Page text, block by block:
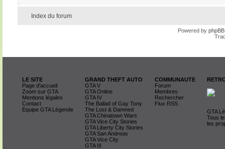
Index du forum
Powered by phpBB
LE SITE
Page d'accueil
Zoom sur GTA
Mentions légales
Contact
Equipe GTA Légende
GRAND THEFT AUTO
GTA V
GTA Online
GTA IV
The Ballad of Gay Tony
The Lost & Damned
GTA Chinatown Wars
GTA Vice City Stories
GTA Liberty City Stories
GTA San Andreas
GTA Vice City
GTA III
COMMUNAUTE
Forum
Membres
Rechercher
Flux RSS
GTA
Tous
les